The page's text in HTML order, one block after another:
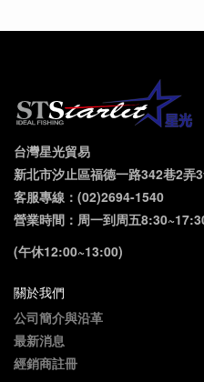
台灣星光貿易
新北市汐止區福德一路342巷2弄
客服專線：(02)2694-1540
營業時間：周一到周五
(午休12:00~13:00)
關於我們
公司簡介與沿革
最新消息
經銷商註冊